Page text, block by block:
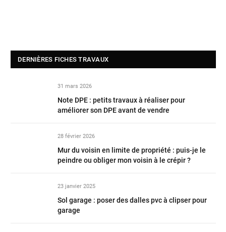
DERNIÈRES FICHES TRAVAUX
31 mars 2026
Note DPE : petits travaux à réaliser pour
améliorer son DPE avant de vendre
28 février 2026
Mur du voisin en limite de propriété : puis-je le
peindre ou obliger mon voisin à le crépir ?
23 janvier 2025
Sol garage : poser des dalles pvc à clipser pour
garage